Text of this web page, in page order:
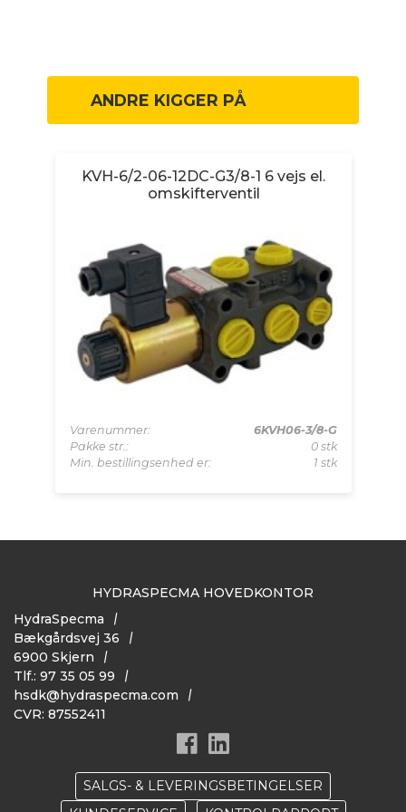
ANDRE KIGGER PÅ
KVH-6/2-06-12DC-G3/8-1 6 vejs el.
omskifterventil
Varenummer:
6KVH06-3/8-G
Pakke str.:
0 stk
Min. bestillingsenhed er:
1 stk
HYDRASPECMA HOVEDKONTOR
HydraSpecma
Bækgårdsvej 36
6900 Skjern
Tlf.: 97 35 05 99
hsdk@hydraspecma.com
CVR: 87552411
SALGS- & LEVERINGSBETINGELSER